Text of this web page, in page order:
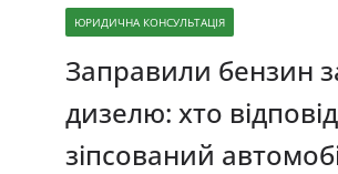
ЮРИДИЧНА КОНСУЛЬТАЦІЯ
Заправили бензин
дизелю: хто
зіпсований